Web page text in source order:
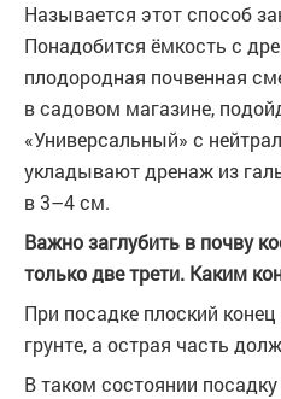
Называется этот способ
Понадобится ёмкость с
плодородная почвенная
в садовом магазине,
«Универсальный» с
укладывают дренаж из
в 3–4 см.
Важно заглубить в почву
только две трети. Каким
При посадке плоский
грунте, а острая часть
В таком состоянии